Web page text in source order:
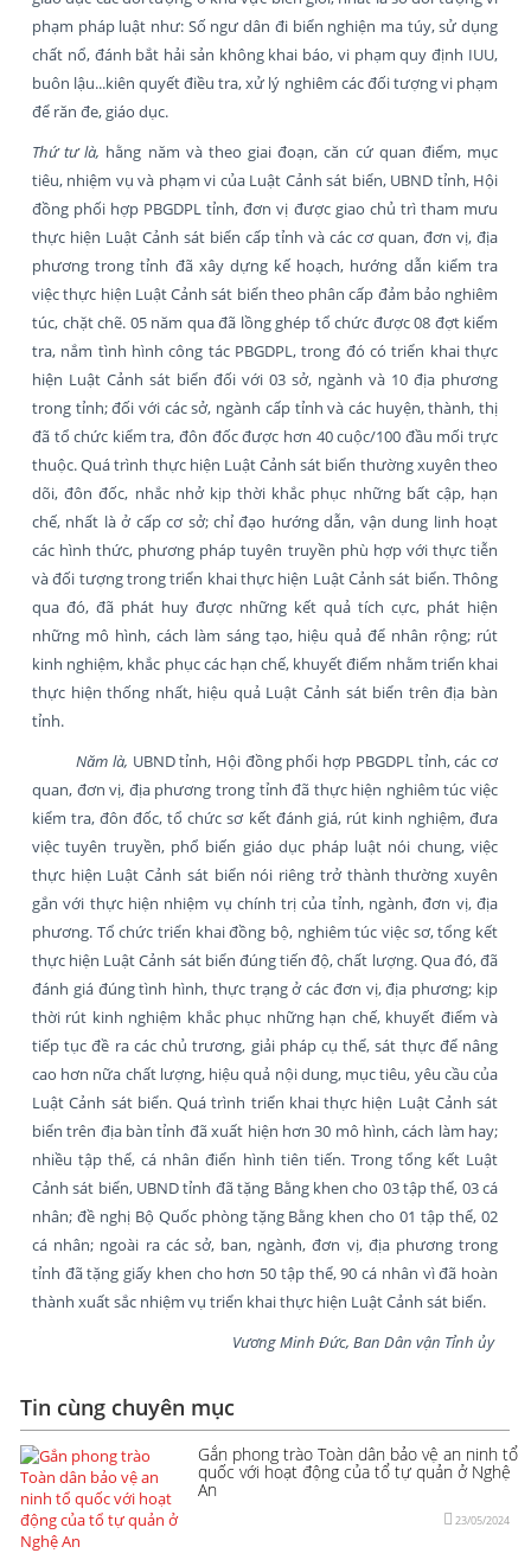
phạm pháp luật như: Số ngư dân đi biển nghiện ma túy, sử dụng
chất nổ, đánh bắt hải sản không khai báo, vi phạm quy định IUU,
buôn lậu...kiên quyết điều tra, xử lý nghiêm các đối tượng vi phạm
để răn đe, giáo dục.
Thứ tư là, hằng năm và theo giai đoạn, căn cứ quan điểm, mục
tiêu, nhiệm vụ và phạm vi của Luật Cảnh sát biển, UBND tỉnh, Hội
đồng phối hợp PBGDPL tỉnh, đơn vị được giao chủ trì tham mưu
thực hiện Luật Cảnh sát biển cấp tỉnh và các cơ quan, đơn vị, địa
phương trong tỉnh đã xây dựng kế hoạch, hướng dẫn kiểm tra
việc thực hiện Luật Cảnh sát biển theo phân cấp đảm bảo nghiêm
túc, chặt chẽ. 05 năm qua đã lồng ghép tổ chức được 08 đợt kiểm
tra, nắm tình hình công tác PBGDPL, trong đó có triển khai thực
hiện Luật Cảnh sát biển đối với 03 sở, ngành và 10 địa phương
trong tỉnh; đối với các sở, ngành cấp tỉnh và các huyện, thành, thị
đã tổ chức kiểm tra, đôn đốc được hơn 40 cuộc/100 đầu mối trực
thuộc. Quá trình thực hiện Luật Cảnh sát biển thường xuyên theo
dõi, đôn đốc, nhắc nhở kịp thời khắc phục những bất cập, hạn
chế, nhất là ở cấp cơ sở; chỉ đạo hướng dẫn, vận dung linh hoạt
các hình thức, phương pháp tuyên truyền phù hợp với thực tiễn
và đối tượng trong triển khai thực hiện Luật Cảnh sát biển. Thông
qua đó, đã phát huy được những kết quả tích cực, phát hiện
những mô hình, cách làm sáng tạo, hiệu quả để nhân rộng; rút
kinh nghiệm, khắc phục các hạn chế, khuyết điểm nhằm triển khai
thực hiện thống nhất, hiệu quả Luật Cảnh sát biển trên địa bàn
tỉnh.
Năm là, UBND tỉnh, Hội đồng phối hợp PBGDPL tỉnh, các cơ
quan, đơn vị, địa phương trong tỉnh đã thực hiện nghiêm túc việc
kiểm tra, đôn đốc, tổ chức sơ kết đánh giá, rút kinh nghiệm, đưa
việc tuyên truyền, phổ biến giáo dục pháp luật nói chung, việc
thực hiện Luật Cảnh sát biển nói riêng trở thành thường xuyên
gắn với thực hiện nhiệm vụ chính trị của tỉnh, ngành, đơn vị, địa
phương. Tổ chức triển khai đồng bộ, nghiêm túc việc sơ, tổng kết
thực hiện Luật Cảnh sát biển đúng tiến độ, chất lượng. Qua đó, đã
đánh giá đúng tình hình, thực trạng ở các đơn vị, địa phương; kịp
thời rút kinh nghiệm khắc phục những hạn chế, khuyết điểm và
tiếp tục đề ra các chủ trương, giải pháp cụ thể, sát thực để nâng
cao hơn nữa chất lượng, hiệu quả nội dung, mục tiêu, yêu cầu của
Luật Cảnh sát biển. Quá trình triển khai thực hiện Luật Cảnh sát
biển trên địa bàn tỉnh đã xuất hiện hơn 30 mô hình, cách làm hay;
nhiều tập thể, cá nhân điển hình tiên tiến. Trong tổng kết Luật
Cảnh sát biển, UBND tỉnh đã tặng Bằng khen cho 03 tập thể, 03 cá
nhân; đề nghị Bộ Quốc phòng tặng Bằng khen cho 01 tập thể, 02
cá nhân; ngoài ra các sở, ban, ngành, đơn vị, địa phương trong
tỉnh đã tặng giấy khen cho hơn 50 tập thể, 90 cá nhân vì đã hoàn
thành xuất sắc nhiệm vụ triển khai thực hiện Luật Cảnh sát biển.
Vương Minh Đức, Ban Dân vận Tỉnh ủy
Tin cùng chuyên mục
Gắn phong trào Toàn dân bảo vệ an ninh tổ
quốc với hoạt động của tổ tự quản ở Nghệ
An
23/05/2024